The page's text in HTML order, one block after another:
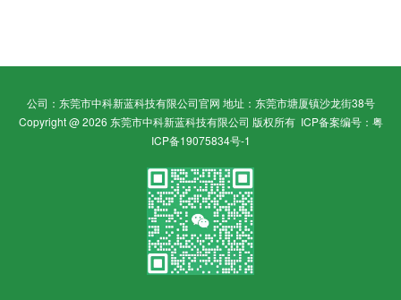
公司：东莞市中科新蓝科技有限公司官网 地址：东莞市塘厦镇沙龙街38号
Copyright @ 2026 东莞市中科新蓝科技有限公司 版权所有 ICP备案编号：粤
ICP备19075834号-1